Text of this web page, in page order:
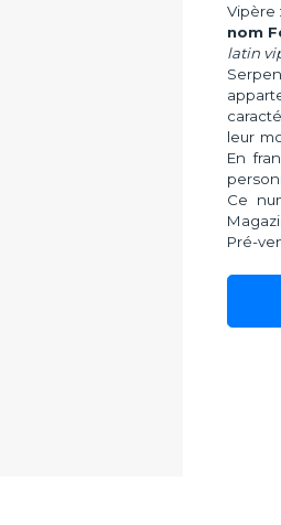
Vipère :
nom
latin
leur
En
Ce
Pré-